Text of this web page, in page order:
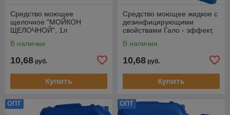
Средство моющее
щелочное "МОЙКОН
ЩЕЛОЧНОЙ", 1л
В наличии
10,68 руб.
Купить
Средство моющее жидкое с
дезинфицирующими
свойствами Гало - эффект,
В наличии
10,68 руб.
Купить
ОПТ ОПТ